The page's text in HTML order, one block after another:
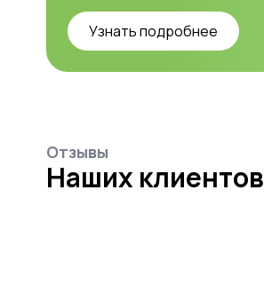
Узнать подробнее
Отзывы
Наших клиентов